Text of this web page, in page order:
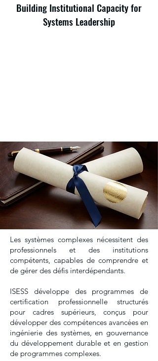
Building Institutional Capacity for
Systems Leadership
Les systèmes complexes nécessitent des
professionnels et des institutions
compétents, capables de comprendre et
de gérer des défis interdépendants.
ISESS développe des programmes de
certification professionnelle structurés
pour cadres supérieurs, conçus pour
développer des compétences avancées en
ingénierie des systèmes, en gouvernance
du développement durable et en gestion
de programmes complexes.